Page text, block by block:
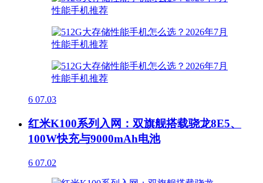
6 07.03
红米K100系列入网：双旗舰搭载骁龙8E5、
100W快充与9000mAh电池
6 07.02